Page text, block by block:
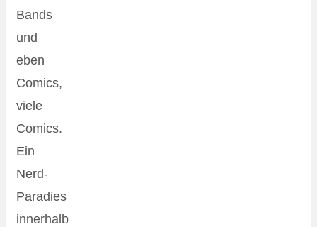
Bands
und
eben
Comics,
viele
Comics.
Ein
Nerd-
Paradies
innerhalb